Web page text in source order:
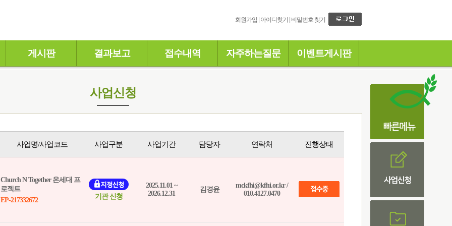
회원가입 아이디찾기 비밀번호 찾기
게시판 결과보고 접수내역 자주하는질문 이벤트게시판
사업신청
사업명/사업코드 사업구분 사업기간 담당자 연락처 진행상태
Church N Together 온세대 프
로젝트
EP-217332672
기관 신청
2025.11.01 ~
2026.12.31
김경윤
mckfhi@kfhi.or.kr /
010.4127.0470